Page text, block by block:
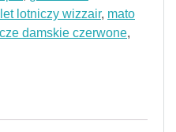
lotniczy wizzair, mato
damskie czerwone,